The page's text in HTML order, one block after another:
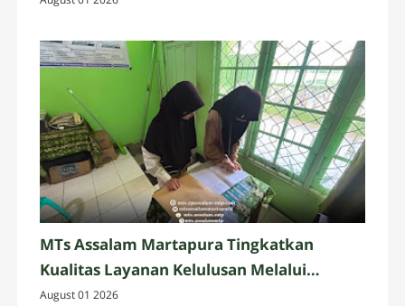
MTs Assalam Martapura Tingkatkan
Kualitas Layanan Kelulusan Melalui
Validasi Data Alumni
August 01 2026